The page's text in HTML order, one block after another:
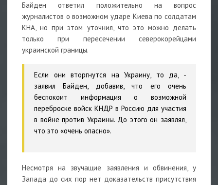
Байден ответил положительно на вопрос
журналистов о возможном ударе Киева по солдатам
КНА, но при этом уточнил, что это можно делать
только при пересечении северокорейцами
украинской границы.
Если они вторгнутся на Украину, то да, -
заявил Байден, добавив, что его очень
беспокоит информация о возможной
переброске войск КНДР в Россию для участия
в войне против Украины. До этого он заявлял,
что это «очень опасно».
Несмотря на звучащие заявления и обвинения, у
Запада до сих пор нет доказательств присутствия